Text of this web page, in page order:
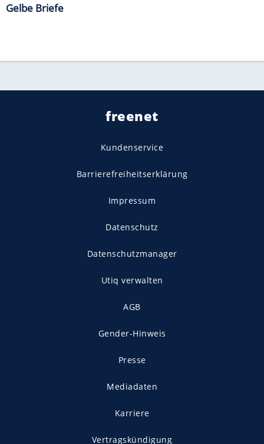
Gelbe Briefe
freenet
Kundenservice
Barrierefreiheitserklärung
Impressum
Datenschutz
Datenschutzmanager
Utiq verwalten
AGB
Gender-Hinweis
Presse
Mediadaten
Karriere
Vertragskündigung